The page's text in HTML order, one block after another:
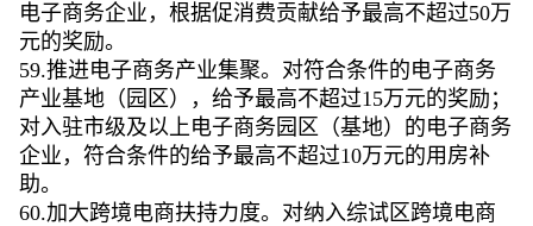
电子商务企业，根据促消费贡献给予最高不超过50万
元的奖励。
59.推进电子商务产业集聚。对符合条件的电子商务
产业基地（园区），给予最高不超过15万元的奖励；
对入驻市级及以上电子商务园区（基地）的电子商务
企业，符合条件的给予最高不超过10万元的用房补
助。
60.加大跨境电商扶持力度。对纳入综试区跨境电商